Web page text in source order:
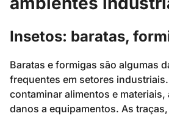
Insetos: baratas,
Baratas e formigas são algumas
frequentes em setores
contaminar alimentos e materiais,
danos a equipamentos. As